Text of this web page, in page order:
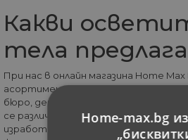
Какви
тела
При нас в онлайн магазина Home
асортимент от модерни полилеи,
бюро, детски и всякакво
се различават по своята
изработката. Имате избор измежду
Home-max.bg